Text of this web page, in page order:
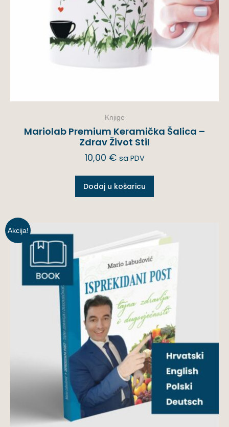
Knjige
Mariolab Premium Keramička Šalica –
Zdrav Život Stil
10,00 € sa PDV
Dodaj u košaricu
Akcija!